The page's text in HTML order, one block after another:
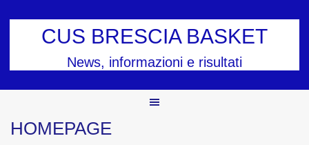
CUS BRESCIA BASKET
News, informazioni e risultati
HOMEPAGE